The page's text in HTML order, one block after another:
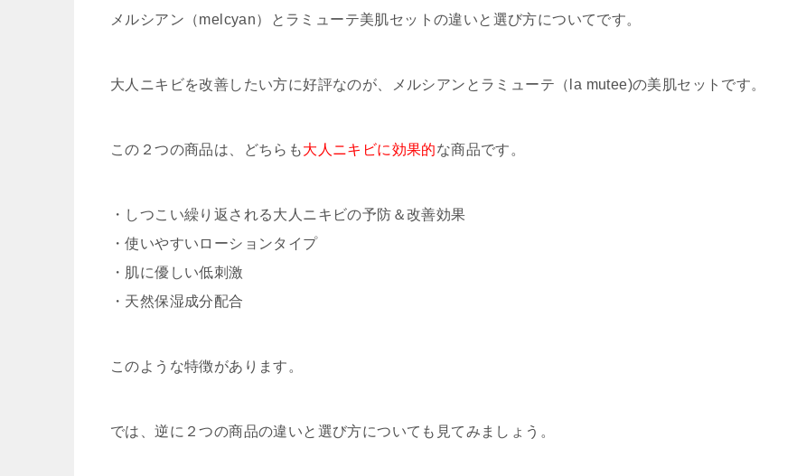
メルシアン（melcyan）とラミューテ美肌セットの違いと選び方についてです。
大人ニキビを改善したい方に好評なのが、メルシアンとラミューテ（la mutee)の美肌セットです。
この２つの商品は、どちらも大人ニキビに効果的な商品です。
・しつこい繰り返される大人ニキビの予防＆改善効果
・使いやすいローションタイプ
・肌に優しい低刺激
・天然保湿成分配合
このような特徴があります。
では、逆に２つの商品の違いと選び方についても見てみましょう。